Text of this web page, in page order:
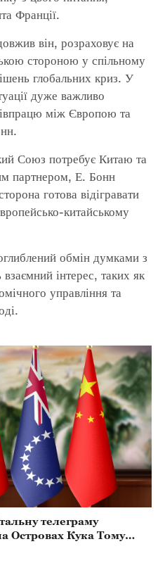
Франції.
він, розраховує на
стороною у спільному
глобальних криз. У
дуже важливо
між Європою та
Союз потребує Китаю та
партнером, Е. Бонн
готова відігравати
китайському
обмін думками з
інтерес, таких як
управління та
телеграму
Островах Кука Тому